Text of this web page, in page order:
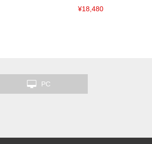
¥18,480
PC